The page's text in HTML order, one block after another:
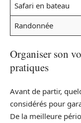
Safari en bateau
Randonnée
Organiser son
pratiques
Avant de partir,
considérés pour
De la meilleure